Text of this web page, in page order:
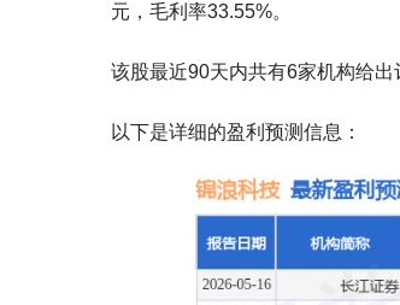
元，毛利率33.55%。
该股最近90天内共有6家机构给
以下是详细的盈利预测信息：